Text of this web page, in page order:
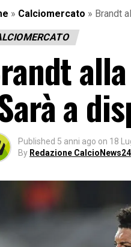
» Calciomercato » Brandt
a
Published 5 anni ago on 18
By Redazione CalcioNews24